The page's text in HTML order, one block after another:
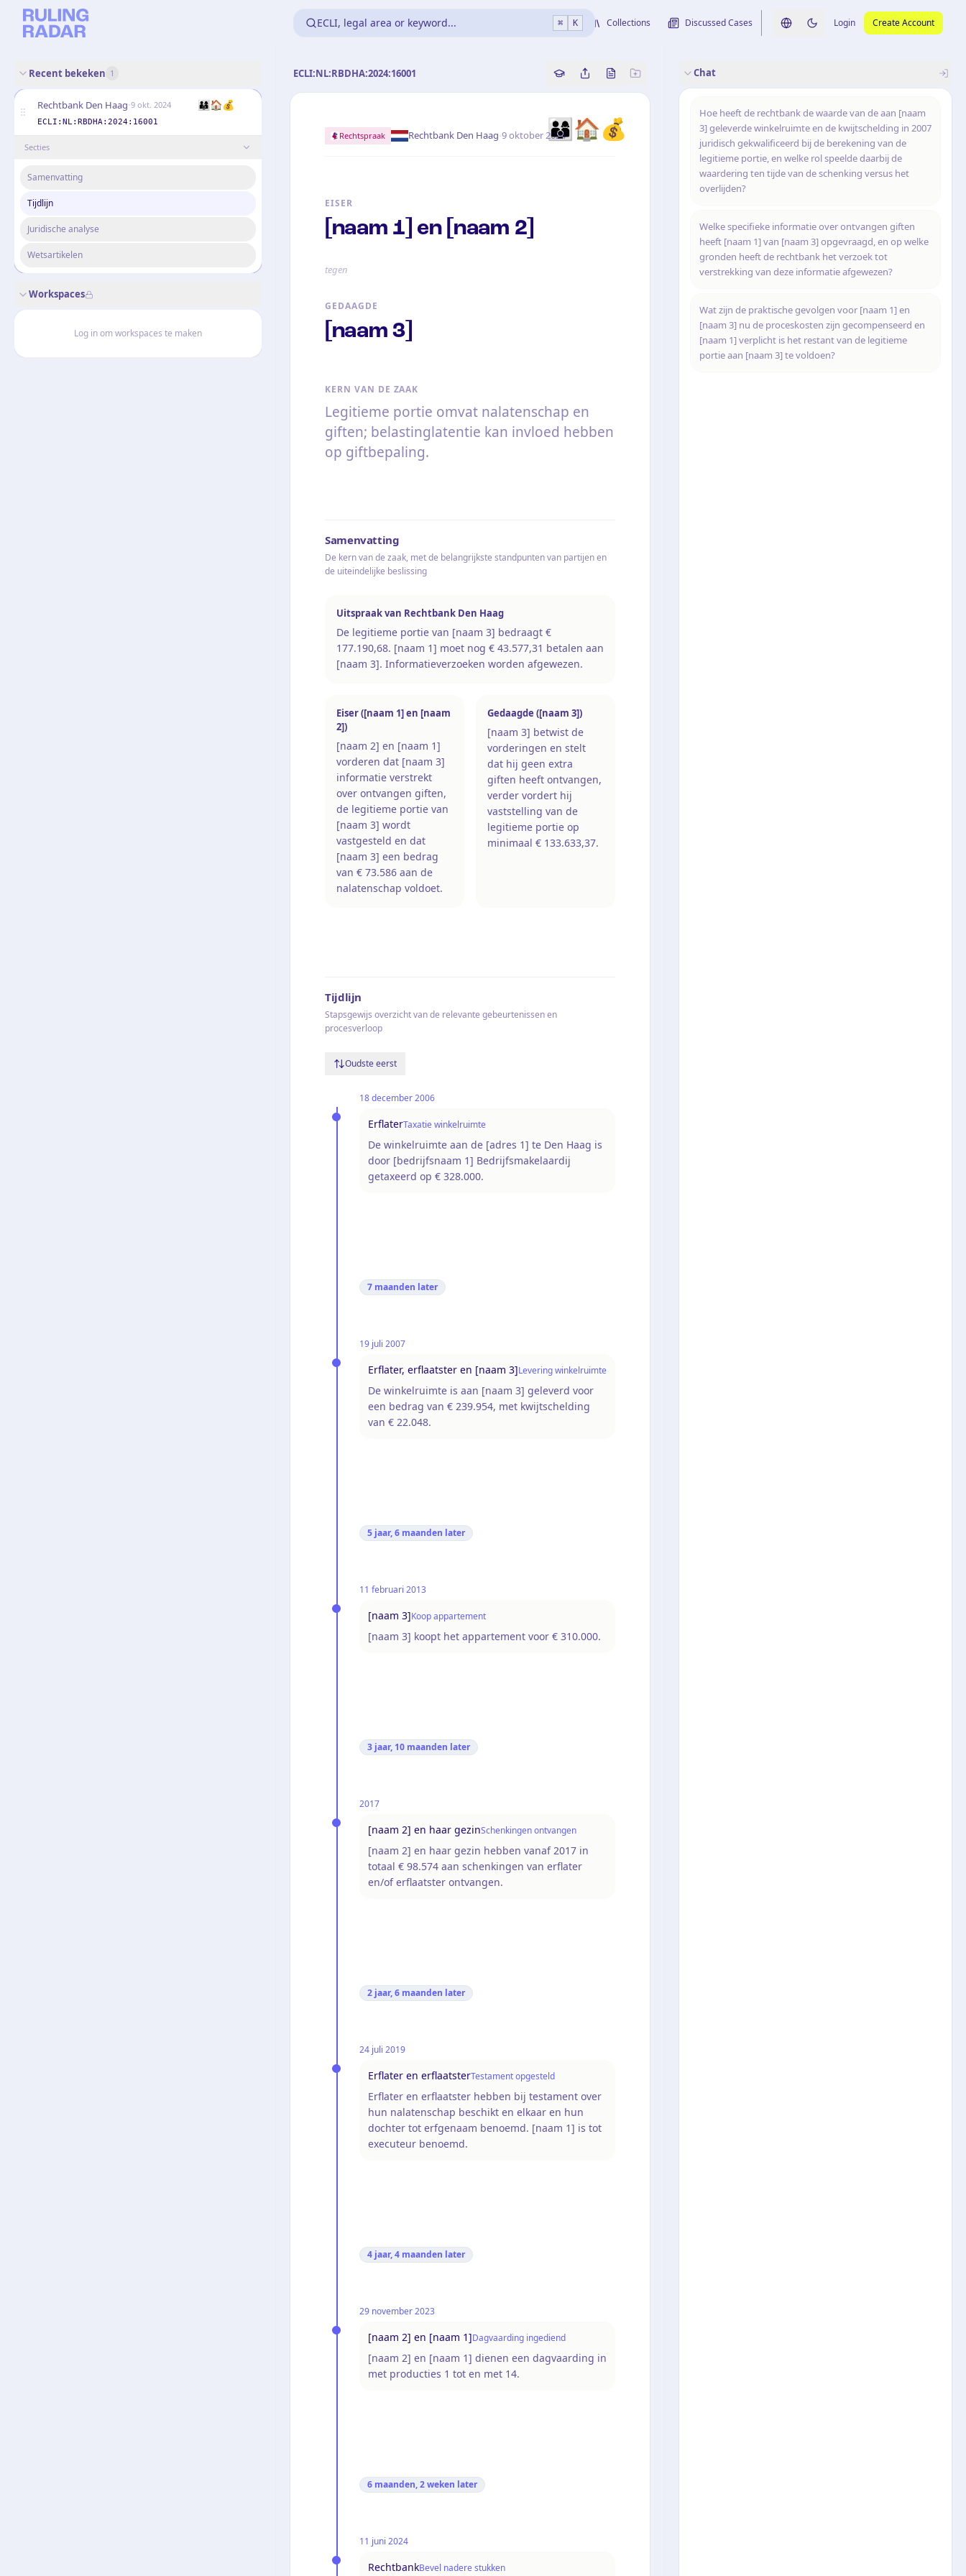
ECLI, legal area or keyword... ⌘ K Collections Discussed Cases Switch language
Switch to dark theme
Login Create Account
Recent bekeken 1
Rechtbank Den Haag·9 okt. 2024 👨‍👩‍👦🏠💰
ECLI:NL:RBDHA:2024:16001
Secties
Samenvatting
Tijdlijn
Juridische analyse
Wetsartikelen
Workspaces
Log in om workspaces te maken
ECLI:NL:RBDHA:2024:16001 Copy source reference
Share this analysis
Bekijk originele uitspraak
👨‍👩‍👦🏠💰
Rechtspraak Rechtbank Den Haag·9 oktober 2024
EISER
[naam 1] en [naam 2]
tegen
GEDAAGDE
[naam 3]
KERN VAN DE ZAAK
Legitieme portie omvat nalatenschap en
giften; belastinglatentie kan invloed hebben
op giftbepaling.
Samenvatting
De kern van de zaak, met de belangrijkste standpunten van partijen en
de uiteindelijke beslissing
Uitspraak van Rechtbank Den Haag
De legitieme portie van [naam 3] bedraagt €
177.190,68. [naam 1] moet nog € 43.577,31 betalen aan
[naam 3]. Informatieverzoeken worden afgewezen.
Eiser ([naam 1] en [naam
2])
[naam 2] en [naam 1]
vorderen dat [naam 3]
informatie verstrekt
over ontvangen giften,
de legitieme portie van
[naam 3] wordt
vastgesteld en dat
[naam 3] een bedrag
van € 73.586 aan de
nalatenschap voldoet.
Gedaagde ([naam 3])
[naam 3] betwist de
vorderingen en stelt
dat hij geen extra
giften heeft ontvangen,
verder vordert hij
vaststelling van de
legitieme portie op
minimaal € 133.633,37.
Tijdlijn
Stapsgewijs overzicht van de relevante gebeurtenissen en
procesverloop
Oudste eerst
18 december 2006
ErflaterTaxatie winkelruimte
De winkelruimte aan de [adres 1] te Den Haag is
door [bedrijfsnaam 1] Bedrijfsmakelaardij
getaxeerd op € 328.000.
7 maanden later
19 juli 2007
Erflater, erflaatster en [naam 3]Levering winkelruimte
De winkelruimte is aan [naam 3] geleverd voor
een bedrag van € 239.954, met kwijtschelding
van € 22.048.
5 jaar, 6 maanden later
11 februari 2013
[naam 3]Koop appartement
[naam 3] koopt het appartement voor € 310.000.
3 jaar, 10 maanden later
2017
[naam 2] en haar gezinSchenkingen ontvangen
[naam 2] en haar gezin hebben vanaf 2017 in
totaal € 98.574 aan schenkingen van erflater
en/of erflaatster ontvangen.
2 jaar, 6 maanden later
24 juli 2019
Erflater en erflaatsterTestament opgesteld
Erflater en erflaatster hebben bij testament over
hun nalatenschap beschikt en elkaar en hun
dochter tot erfgenaam benoemd. [naam 1] is tot
executeur benoemd.
4 jaar, 4 maanden later
29 november 2023
[naam 2] en [naam 1]Dagvaarding ingediend
[naam 2] en [naam 1] dienen een dagvaarding in
met producties 1 tot en met 14.
6 maanden, 2 weken later
11 juni 2024
RechtbankBevel nadere stukken
Chat
Hoe heeft de rechtbank de waarde van de aan [naam
3] geleverde winkelruimte en de kwijtschelding in 2007
juridisch gekwalificeerd bij de berekening van de
legitieme portie, en welke rol speelde daarbij de
waardering ten tijde van de schenking versus het
overlijden?
Welke specifieke informatie over ontvangen giften
heeft [naam 1] van [naam 3] opgevraagd, en op welke
gronden heeft de rechtbank het verzoek tot
verstrekking van deze informatie afgewezen?
Wat zijn de praktische gevolgen voor [naam 1] en
[naam 3] nu de proceskosten zijn gecompenseerd en
[naam 1] verplicht is het restant van de legitieme
portie aan [naam 3] te voldoen?